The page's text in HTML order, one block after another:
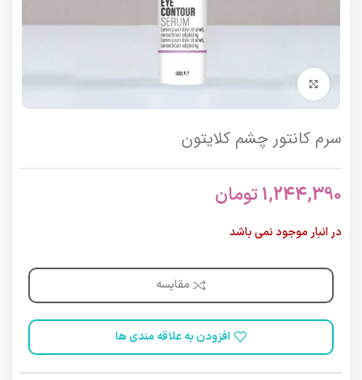
برای بزرگنمایی کلیک کنید
سرم کانتور چشم کلایتون
1,244,390تومان
در انبار موجود نمی باشد
مقایسه
افزودن به علاقه مندی ها